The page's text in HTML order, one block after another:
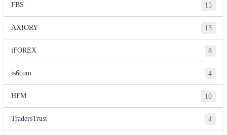
FBS 15
AXIORY 13
iFOREX 8
is6com 4
HFM 10
TradersTrust 4